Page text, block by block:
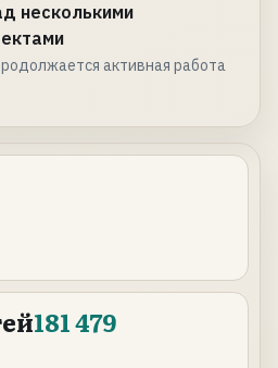
несколькими
активная работа
181 479